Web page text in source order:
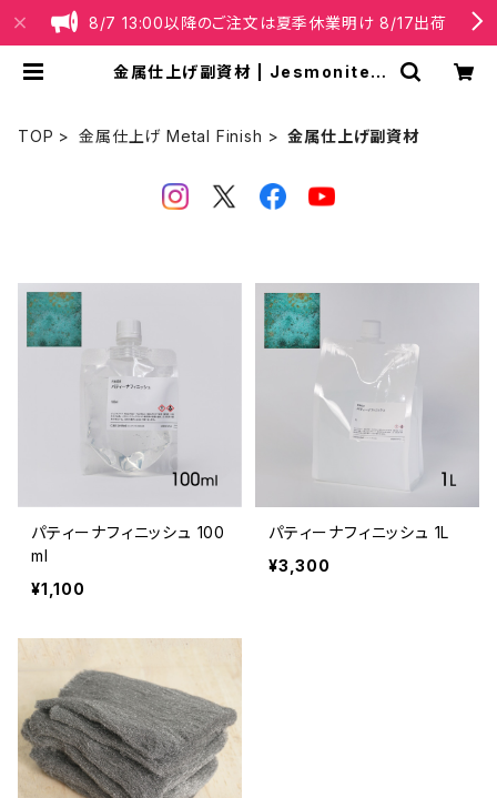
8/7 13:00以降のご注文は夏季休業明け 8/17出荷
金属仕上げ副資材 | Jesmonite®
TOP 金属仕上げ Metal Finish 金属仕上げ副資材
パティーナフィニッシュ 100
ml
¥1,100
パティーナフィニッシュ 1L
¥3,300